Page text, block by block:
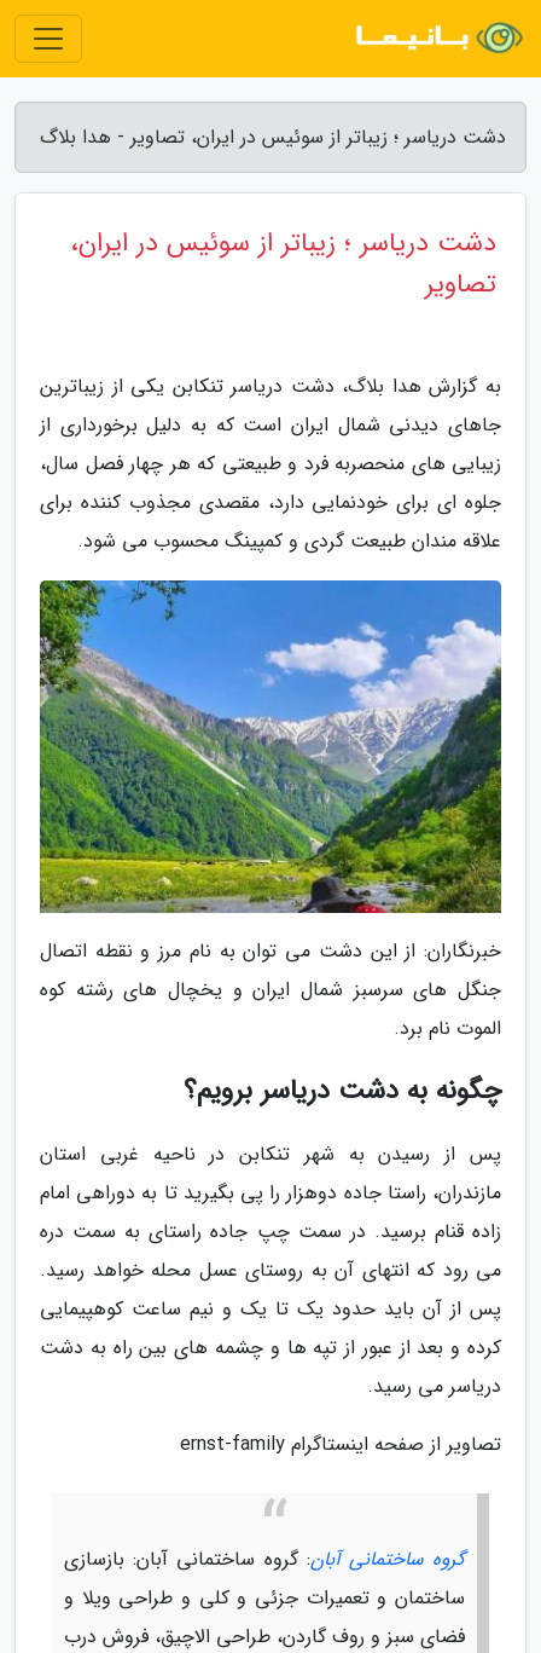
دشت دریاسر ؛ زیباتر از سوئیس در ایران، تصاویر - هدا بلاگ
دشت دریاسر ؛ زیباتر از سوئیس در ایران،
تصاویر
به گزارش هدا بلاگ، دشت دریاسر تنکابن یکی از زیباترین
جاهای دیدنی شمال ایران است که به دلیل برخورداری از
زیبایی های منحصربه فرد و طبیعتی که هر چهار فصل سال،
جلوه ای برای خودنمایی دارد، مقصدی مجذوب کننده برای
علاقه مندان طبیعت گردی و کمپینگ محسوب می شود.
خبرنگاران: از این دشت می توان به نام مرز و نقطه اتصال
جنگل های سرسبز شمال ایران و یخچال های رشته کوه
الموت نام برد.
چگونه به دشت دریاسر برویم؟
پس از رسیدن به شهر تنکابن در ناحیه غربی استان
مازندران، راستا جاده دوهزار را پی بگیرید تا به دوراهی امام
زاده قنام برسید. در سمت چپ جاده راستای به سمت دره
می رود که انتهای آن به روستای عسل محله خواهد رسید.
پس از آن باید حدود یک تا یک و نیم ساعت کوهپیمایی
کرده و بعد از عبور از تپه ها و چشمه های بین راه به دشت
دریاسر می رسید.
تصاویر از صفحه اینستاگرام ernst-family
گروه ساختمانی آبان: گروه ساختمانی آبان: بازسازی
ساختمان و تعمیرات جزئی و کلی و طراحی ویلا و
فضای سبز و روف گاردن، طراحی الاچیق، فروش درب